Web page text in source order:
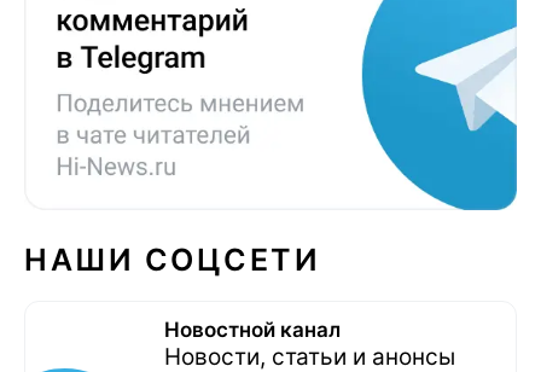
НАШИ СОЦСЕТИ
Новостной канал
Новости, статьи и анонсы